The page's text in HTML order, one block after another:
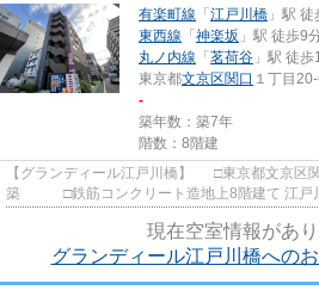
有楽町線 「 江戸川橋 」駅
東西線 「 神楽坂 」駅 徒歩9
丸ノ内線 「 茗荷谷 」駅 徒
東京都文京区関口 １丁目
-
築年数：築7年
階数：8階建
【グランディール江戸川橋】 □東京都文京区関口１丁
築 □鉄筋コンクリート造地上8階建て 江戸川橋駅から徒歩1分の立地に建つ
現在空室情報があり
グランディール江戸川橋への